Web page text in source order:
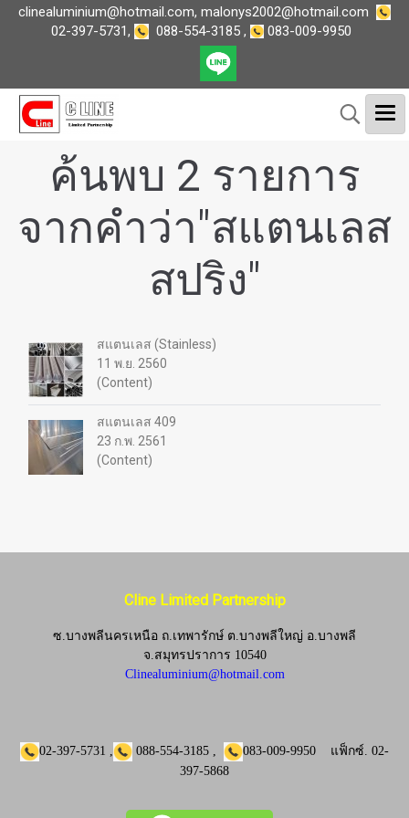
clinealuminium@hotmail.com, malonys2002@hotmail.com
02-397-5731, 088-554-3185, 083-009-9950
ค้นพบ 2 รายการ
จากคำว่า"สแตนเลส
สปริง"
สแตนเลส (Stainless)
11 พ.ย. 2560
(Content)
สแตนเลส 409
23 ก.พ. 2561
(Content)
Cline Limited Partnership
ซ.บางพลีนครเหนือ ถ.เทพารักษ์ ต.บางพลีใหญ่ อ.บางพลี
จ.สมุทรปราการ 10540
Clinealuminium@hotmail.com
02-397-5731 , 088-554-3185 , 083-009-9950 แฟ็กซ์. 02-
397-5868